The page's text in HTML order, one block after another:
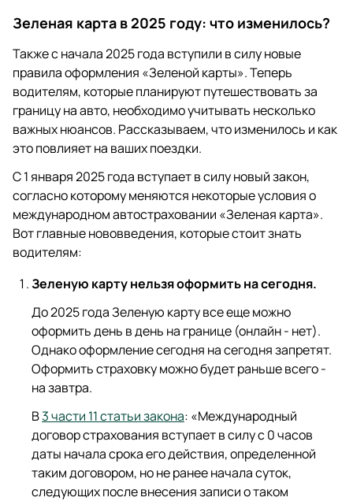
Зеленая карта в 2025 году: что изменилось?
Также с начала 2025 года вступили в силу новые
правила оформления «Зеленой карты». Теперь
водителям, которые планируют путешествовать за
границу на авто, необходимо учитывать несколько
важных нюансов. Рассказываем, что изменилось и как
это повлияет на ваших поездки.
С 1 января 2025 года вступает в силу новый закон,
согласно которому меняются некоторые условия о
международном автостраховании «Зеленая карта».
Вот главные нововведения, которые стоит знать
водителям:
Зеленую карту нельзя оформить на сегодня.
До 2025 года Зеленую карту все еще можно
оформить день в день на границе (онлайн - нет).
Однако оформление сегодня на сегодня запретят.
Оформить страховку можно будет раньше всего -
на завтра.
В3 части 11 статьи закона: «Международный
договор страхования вступает в силу с 0 часов
даты начала срока его действия, определенной
таким договором, но не ранее начала суток,
следующих после внесения записи о таком